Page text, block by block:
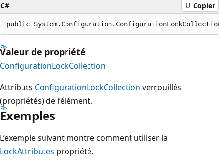
C# Copier
public
Valeur de propriété
ConfigurationLockCollection
Attributs ConfigurationLockCollection verrouillés
(propriétés) de l’élément.
Exemples
L’exemple suivant montre comment utiliser la
LockAttributes propriété.